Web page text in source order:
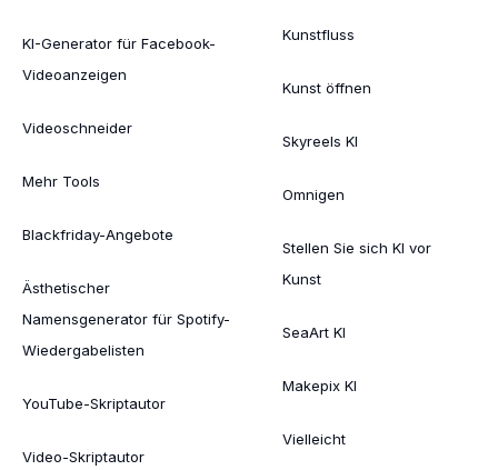
KI-Generator für Facebook-
Videoanzeigen
Videoschneider
Mehr Tools
Blackfriday-Angebote
Ästhetischer
Namensgenerator für Spotify-
Wiedergabelisten
YouTube-Skriptautor
Video-Skriptautor
Kunstfluss
Kunst öffnen
Skyreels KI
Omnigen
Stellen Sie sich KI vor
Kunst
SeaArt KI
Makepix KI
Vielleicht